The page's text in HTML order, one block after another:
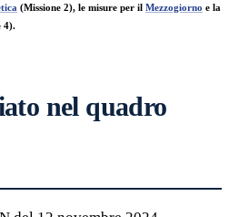
(Missione 2), le misure per il Mezzogiorno e la
4).
nel quadro